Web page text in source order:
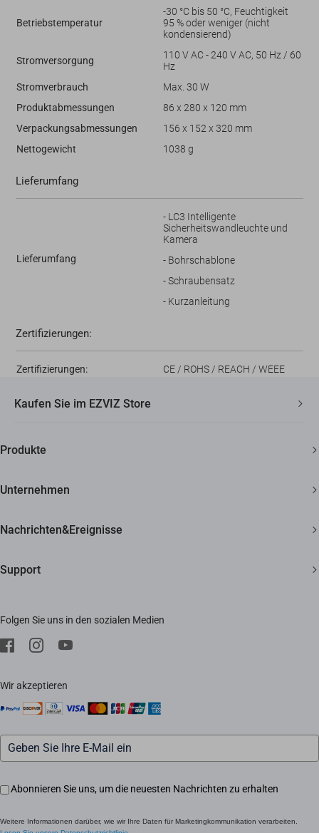
Betriebstemperatur
-30 °C bis 50 °C, Feuchtigkeit
95 % oder weniger (nicht
kondensierend)
Stromversorgung
110 V AC - 240 V AC, 50 Hz / 60
Hz
Stromverbrauch
Max. 30 W
Produktabmessungen
86 x 280 x 120 mm
Verpackungsabmessungen
156 x 152 x 320 mm
Nettogewicht
1038 g
Lieferumfang
Lieferumfang
- LC3 Intelligente
Sicherheitswandleuchte und
Kamera
- Bohrschablone
- Schraubensatz
- Kurzanleitung
Zertifizierungen:
Zertifizierungen: CE / ROHS / REACH / WEEE
Kaufen Sie im EZVIZ Store
30 Tage Geld-zurück-Garantie
Produkte
Unternehmen
Bezugsquellen
Nachrichten&Ereignisse
Support
Herunterladen
Kundendienst
Folgen Sie uns in den sozialen Medien
Wir akzeptieren
Abonnieren Sie uns, um die neuesten Nachrichten zu erhalten
Weitere Informationen darüber, wie wir Ihre Daten für Marketingkommunikation verarbeiten.